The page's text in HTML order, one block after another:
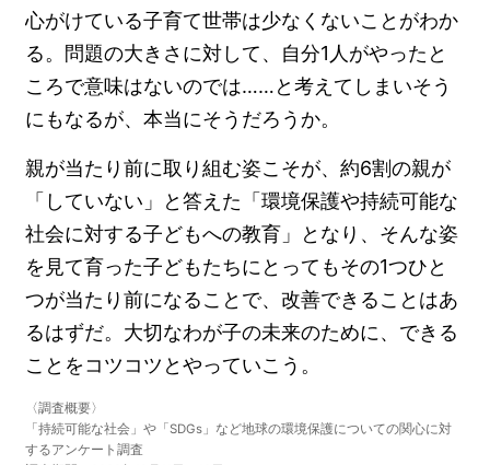
心がけている子育て世帯は少なくないことがわか
る。問題の大きさに対して、自分1人がやったと
ころで意味はないのでは……と考えてしまいそう
にもなるが、本当にそうだろうか。
親が当たり前に取り組む姿こそが、約6割の親が
「していない」と答えた「環境保護や持続可能な
社会に対する子どもへの教育」となり、そんな姿
を見て育った子どもたちにとってもその1つひと
つが当たり前になることで、改善できることはあ
るはずだ。大切なわが子の未来のために、できる
ことをコツコツとやっていこう。
〈調査概要〉
「持続可能な社会」や「SDGs」など地球の環境保護についての関心に対
するアンケート調査